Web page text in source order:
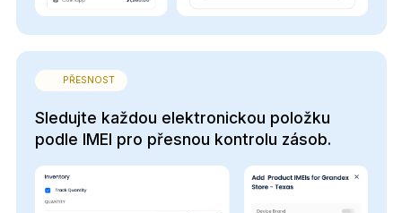
PŘESNOST
Sledujte každou elektronickou položku
podle IMEI pro přesnou kontrolu zásob.